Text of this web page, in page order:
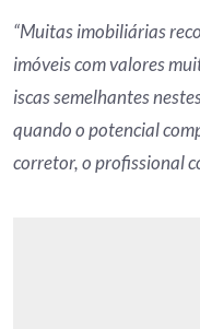
“Muitas imobiliárias
imóveis com valores
iscas semelhantes
quando o potencial
corretor, o profissional